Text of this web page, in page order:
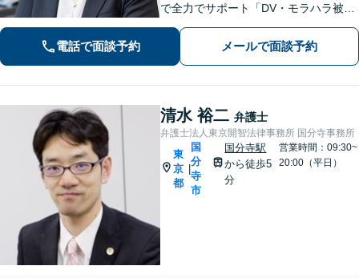
で全力でサポート「DV・モラハラ被害
の対応実績豊富」相続は協議から調
停・審判まですべて代理で「生前対策
を一からサポート」遺産整理の代行業
電話で面談予約 メールで面談予約
清水 裕二 弁護士
弁護士法人東京開智法律事務所 国分寺事務所
東
京
都
|
国
分
寺
市
国分寺駅
から徒歩5
分
営業時間：09:30~
20:00（平日）